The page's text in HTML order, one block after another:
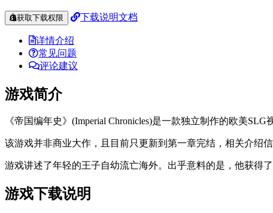
获取下载权限 下载说明文档
详情介绍
常见问题
评论建议
游戏简介
《帝国编年史》(Imperial Chronicles)是一款独立制作的欧美
该游戏并非商业大作，且目前只更新到第一章完结，相关介绍
游戏讲述了年轻的王子自幼流亡海外。出乎意料的是，他获得
游戏下载说明